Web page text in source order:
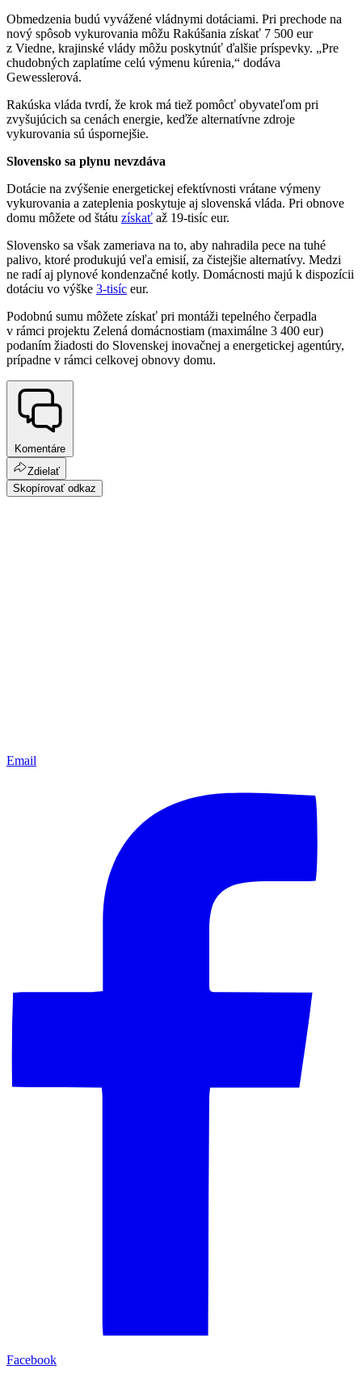
Obmedzenia budú vyvážené vládnymi dotáciami. Pri prechode na
nový spôsob vykurovania môžu Rakúšania získať 7 500 eur
z Viedne, krajinské vlády môžu poskytnúť ďalšie príspevky. „Pre
chudobných zaplatíme celú výmenu kúrenia,“ dodáva
Gewesslerová.
Rakúska vláda tvrdí, že krok má tiež pomôcť obyvateľom pri
zvyšujúcich sa cenách energie, keďže alternatívne zdroje
vykurovania sú úspornejšie.
Slovensko sa plynu nevzdáva
Dotácie na zvýšenie energetickej efektívnosti vrátane výmeny
vykurovania a zateplenia poskytuje aj slovenská vláda. Pri obnove
domu môžete od štátu získať až 19-tisíc eur.
Slovensko sa však zameriava na to, aby nahradila pece na tuhé
palivo, ktoré produkujú veľa emisií, za čistejšie alternatívy. Medzi
ne radí aj plynové kondenzačné kotly. Domácnosti majú k dispozícii
dotáciu vo výške 3-tisíc eur.
Podobnú sumu môžete získať pri montáži tepelného čerpadla
v rámci projektu Zelená domácnostiam (maximálne 3 400 eur)
podaním žiadosti do Slovenskej inovačnej a energetickej agentúry,
prípadne v rámci celkovej obnovy domu.
Komentáre
Zdielať
Skopírovať odkaz
Email
Facebook